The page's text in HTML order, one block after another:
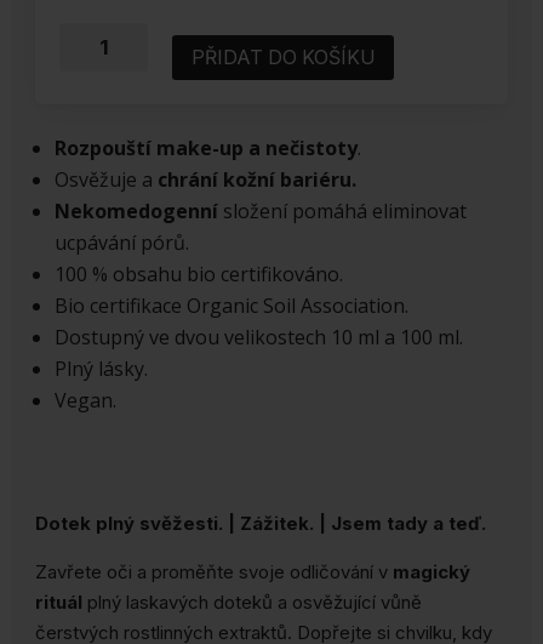
Osvěžující
100
ml
množství
PŘIDAT DO KOŠÍKU
Rozpouští make-up a nečistoty.
Osvěžuje a chrání kožní bariéru.
Nekomedogennísložení pomáhá eliminovat
ucpávání pórů.
100 % obsahu bio certifikováno.
Bio certifikace Organic Soil Association.
Dostupný ve dvou velikostech 10 ml a 100 ml.
Plný lásky.
Vegan.
Dotek plný svěžesti. | Zážitek. | Jsem tady a teď.
Zavřete oči a proměňte svoje odličování v magický
rituál plný laskavých doteků a osvěžující vůně
čerstvých rostlinných extraktů. Dopřejte si chvilku, kdy